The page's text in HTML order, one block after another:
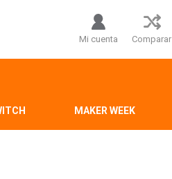
Mi cuenta Comparar
MAKER WEEK